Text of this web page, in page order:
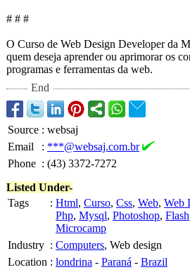
# # #
O Curso de Web Design Developer da
quem deseja aprender ou aprimorar os
programas e ferramentas da web.
End
Source : websaj
Email
: ***@websaj.com.br
Phone : (43) 3372-7272
Listed Under-
Tags
: Html, Curso, Css, Web, Web
Php, Mysql, Photoshop, Flash
Microcamp
Industry : Computers, Web design
Location : londrina - Paraná - Brazil